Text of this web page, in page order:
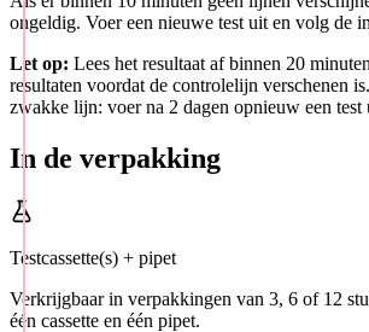
ongeldig. Voer een nieuwe test uit en volg de
Let op: Lees het resultaat af binnen 20
resultaten voordat de controlelijn verschenen
zwakke lijn: voer na 2 dagen opnieuw een test
In de verpakking
Testcassette(s) + pipet
Verkrijgbaar in verpakkingen van 3, 6 of 12
één cassette en één pipet.